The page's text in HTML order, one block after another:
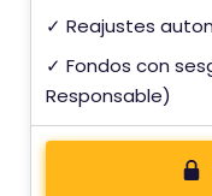
✓ Reajustes
✓ Fondos con
Responsable)